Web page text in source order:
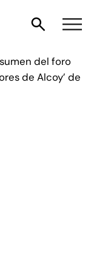
del foro
de Alcoy’ de